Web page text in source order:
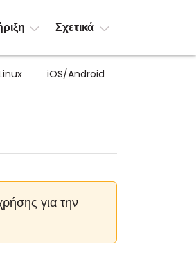
Σχετικά
iOS/Android
για την